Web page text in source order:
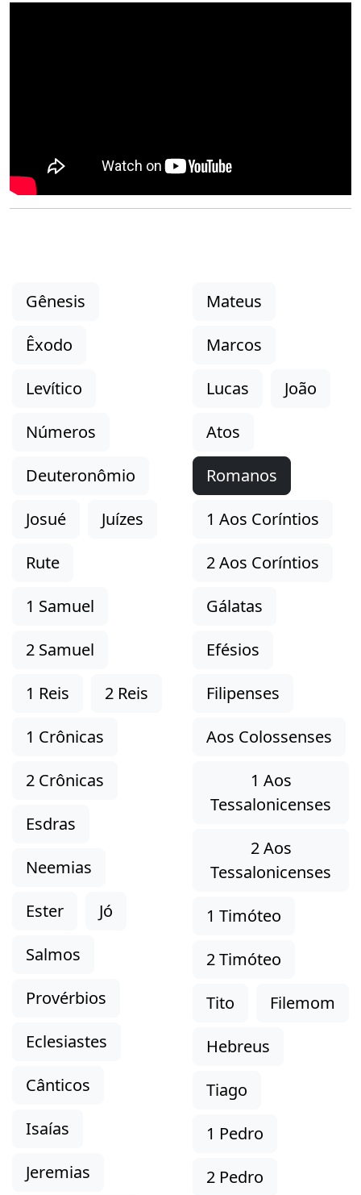
Gênesis
Êxodo
Levítico
Números
Deuteronômio
Josué
Juízes
Rute
1 Samuel
2 Samuel
1 Reis
2 Reis
1 Crônicas
2 Crônicas
Esdras
Neemias
Ester
Jó
Salmos
Provérbios
Eclesiastes
Cânticos
Isaías
Jeremias
Mateus
Marcos
Lucas
João
Atos
Romanos
1 Aos Coríntios
2 Aos Coríntios
Gálatas
Efésios
Filipenses
Aos Colossenses
1 Aos
Tessalonicenses
2 Aos
Tessalonicenses
1 Timóteo
2 Timóteo
Tito
Filemom
Hebreus
Tiago
1 Pedro
2 Pedro